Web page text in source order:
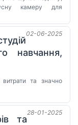
камеру для
02-06-2025
навчання,
витрати та значно
28-01-2025
та